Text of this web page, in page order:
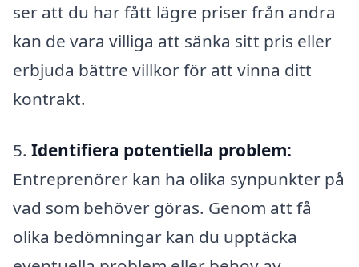
ser att du har fått lägre priser från andra
kan de vara villiga att sänka sitt pris eller
erbjuda bättre villkor för att vinna ditt
kontrakt.
5. Identifiera potentiella problem:
Entreprenörer kan ha olika synpunkter på
vad som behöver göras. Genom att få
olika bedömningar kan du upptäcka